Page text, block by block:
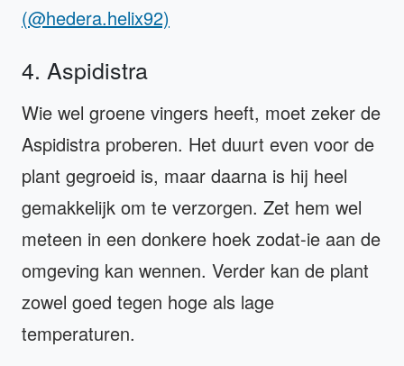
(@hedera.helix92)
4. Aspidistra
Wie wel groene vingers heeft, moet zeker de
Aspidistra proberen. Het duurt even voor de
plant gegroeid is, maar daarna is hij heel
gemakkelijk om te verzorgen. Zet hem wel
meteen in een donkere hoek zodat-ie aan de
omgeving kan wennen. Verder kan de plant
zowel goed tegen hoge als lage
temperaturen.